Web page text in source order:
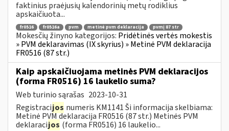
faktinius praėjusių kalendorinių metų rodiklius
apskaičiuota...
fr0516 fr0516a pvm metinė pvm deklaracija pvmį 87 str
Mokesčių žinyno kategorijos: Pridėtinės vertės mokestis
» PVM deklaravimas (IX skyrius) » Metinė PVM deklaracija
FR0516 (87 str.)
Kaip apskaičiuojama metinės PVM deklaracijos
(forma FR0516) 16 laukelio suma?
Web turinio sąrašas 2023-10-31
Registracijos numeris KM1141 Ši informacija skelbiama:
Metinė PVM deklaracija FR0516 (87 str.) Metinės PVM
deklaracijos (forma FR0516) 16 laukelio...